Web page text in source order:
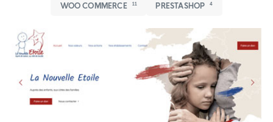
WOO COMMERCE 11 PRESTASHOP 4